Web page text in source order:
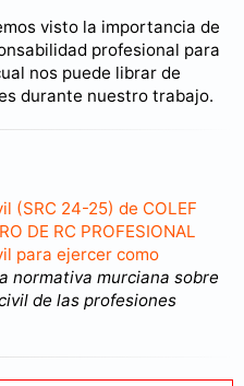
visto la importancia de
profesional para
nos puede librar de
durante nuestro trabajo.
(SRC 24-25) de COLEF
DE RC PROFESIONAL
para ejercer como
normativa murciana sobre
de las profesiones